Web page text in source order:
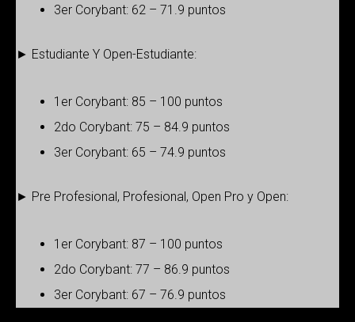
3er Corybant: 62 – 71.9 puntos
► Estudiante Y Open-Estudiante:
1er Corybant: 85 – 100 puntos
2do Corybant: 75 – 84.9 puntos
3er Corybant: 65 – 74.9 puntos
► Pre Profesional, Profesional, Open Pro y Open:
1er Corybant: 87 – 100 puntos
2do Corybant: 77 – 86.9 puntos
3er Corybant: 67 – 76.9 puntos